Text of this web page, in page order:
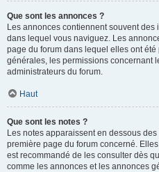
Que sont les annonces ?
Les annonces contiennent souvent
dans lequel vous naviguez. Les
page du forum dans lequel elles ont
générales, les permissions concernant
administrateurs du forum.
Haut
Que sont les notes ?
Les notes apparaissent en dessous
première page du forum concerné.
est recommandé de les consulter dès
comme les annonces et les annonces